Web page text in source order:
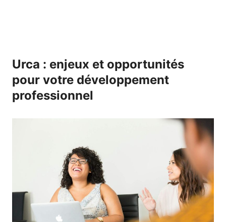
Urca : enjeux et opportunités
pour votre développement
professionnel